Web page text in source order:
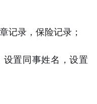
记录，保险记录；
置同事姓名，设置